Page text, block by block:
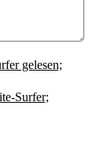
gelesen;
Surfer;